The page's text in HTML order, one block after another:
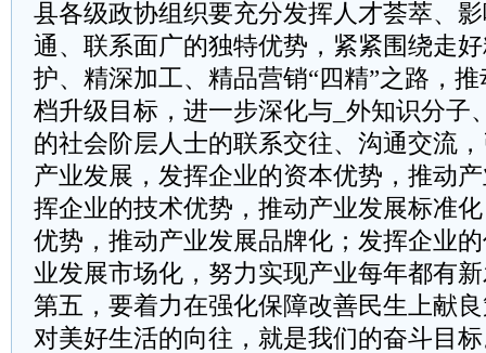
县各级政协组织要充分发挥人才荟萃、
通、联系面广的独特优势，紧紧围绕走
护、精深加工、精品营销“四精”之路，
档升级目标，进一步深化与_外知识分子
的社会阶层人士的联系交往、沟通交流
产业发展，发挥企业的资本优势，推动
挥企业的技术优势，推动产业发展标准
优势，推动产业发展品牌化；发挥企业
业发展市场化，努力实现产业每年都有
第五，要着力在强化保障改善民生上献
对美好生活的向往，就是我们的奋斗目